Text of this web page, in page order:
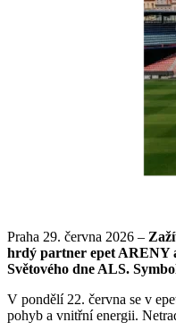
Praha 29. června 2026 –
hrdý partner epet ARENY
Světového dne ALS.
V pondělí 22. června se v
pohyb a vnitřní energii.